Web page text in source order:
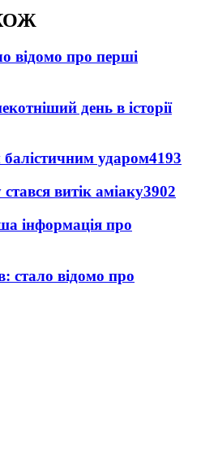
відомо про перші
день в історії
ударом4193
витік аміаку3902
інформація про
стало відомо про